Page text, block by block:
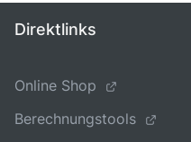
Direktlinks
Online Shop
Berechnungstools